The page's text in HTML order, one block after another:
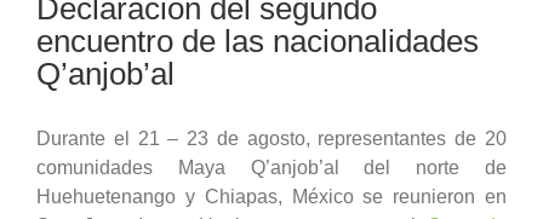
Declaración del segundo
encuentro de las nacionalidades
Q’anjob’al
Durante el 21 – 23 de agosto, representantes de 20
comunidades Maya Q’anjob’al del norte de
Huehuetenango y Chiapas, México se reunieron en